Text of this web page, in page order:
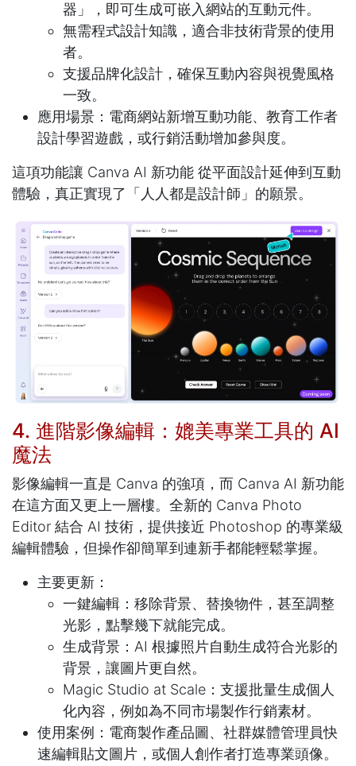
器」，即可生成可嵌入網站的互動元件。
無需程式設計知識，適合非技術背景的使用
者。
支援品牌化設計，確保互動內容與視覺風格
一致。
應用場景：電商網站新增互動功能、教育工作者
設計學習遊戲，或行銷活動增加參與度。
這項功能讓 Canva AI 新功能 從平面設計延伸到互動
體驗，真正實現了「人人都是設計師」的願景。
4. 進階影像編輯：媲美專業工具的 AI
魔法
影像編輯一直是 Canva 的強項，而 Canva AI 新功能
在這方面又更上一層樓。全新的 Canva Photo
Editor 結合 AI 技術，提供接近 Photoshop 的專業級
編輯體驗，但操作卻簡單到連新手都能輕鬆掌握。
主要更新：
一鍵編輯：移除背景、替換物件，甚至調整
光影，點擊幾下就能完成。
生成背景：AI 根據照片自動生成符合光影的
背景，讓圖片更自然。
Magic Studio at Scale：支援批量生成個人
化內容，例如為不同市場製作行銷素材。
使用案例：電商製作產品圖、社群媒體管理員快
速編輯貼文圖片，或個人創作者打造專業頭像。